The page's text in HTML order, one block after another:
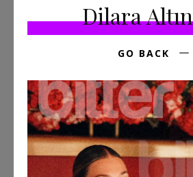
Dilara
GO BACK